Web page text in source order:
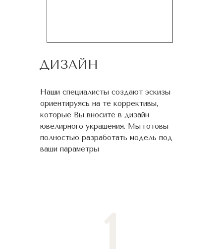
ДИЗАЙН
Наши специалисты создают эскизы
ориентируясь на те коррективы,
которые Вы вносите в дизайн
ювелирного украшения. Мы готовы
полностью разработать модель под
ваши параметры